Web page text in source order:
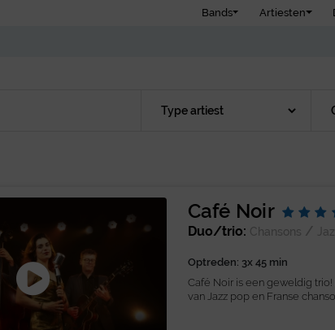
Bands Artiesten
Café Noir
Duo/trio: Chansons /
Optreden: 3x 45 min
Café Noir is een geweldig
van Jazz pop en Franse